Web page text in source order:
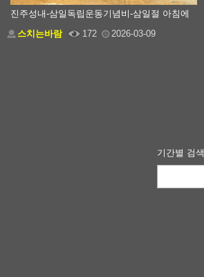
진주성내-삼일독립운동기념비-삼일절 아침에
스치는바람
172 2026-03-09
기간별 검색